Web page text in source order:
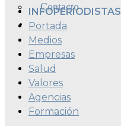
Contacto
INFOPERIODISTAS
Portada
Medios
Empresas
Salud
Valores
Agencias
Formación